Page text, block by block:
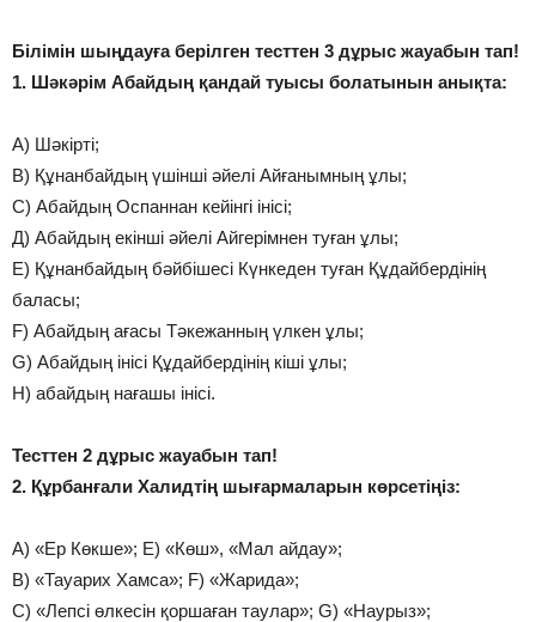
Білімін шыңдауға берілген тесттен 3 дұрыс жауабын тап!
1. Шәкәрім Абайдың қандай туысы болатынын анықта:
А) Шәкірті;
В) Құнанбайдың үшінші әйелі Айғанымның ұлы;
С) Абайдың Оспаннан кейінгі інісі;
Д) Абайдың екінші әйелі Айгерімнен туған ұлы;
Е) Құнанбайдың бәйбішесі Күнкеден туған Құдайбердінің
баласы;
F) Абайдың ағасы Тәкежанның үлкен ұлы;
G) Абайдың інісі Құдайбердінің кіші ұлы;
H) абайдың нағашы інісі.
Тесттен 2 дұрыс жауабын тап!
2. Құрбанғали Халидтің шығармаларын көрсетіңіз:
А) «Ер Көкше»; Е) «Көш», «Мал айдау»;
В) «Тауарих Хамса»; F) «Жарида»;
С) «Лепсі өлкесін қоршаған таулар»; G) «Наурыз»;